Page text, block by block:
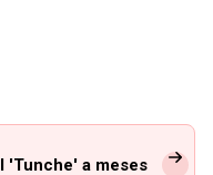
'Tunche' a meses